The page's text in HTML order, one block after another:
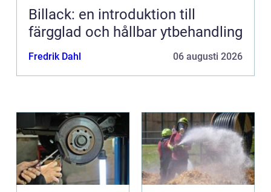
Billack: en introduktion till
färgglad och hållbar ytbehandling
Fredrik Dahl 06 augusti 2026